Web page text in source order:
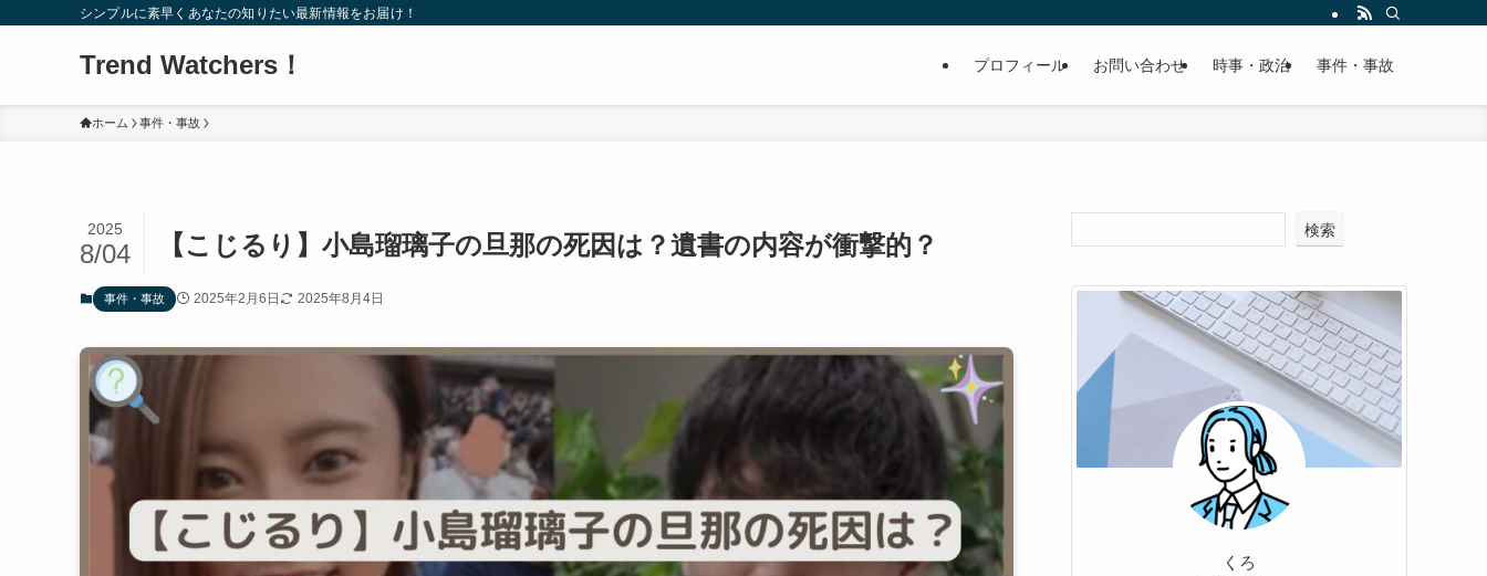
シンプルに素早くあなたの知りたい最新情報をお届け！
Trend Watchers！ プロフィール お問い合わせ 時事・政治 事件・事故
ホーム 事件・事故
【こじるり】小島瑠璃子の旦那の死因は？遺書の内容が衝撃的？
2025
8/04
事件・事故 2025年2月6日 2025年8月4日
検索
くろ